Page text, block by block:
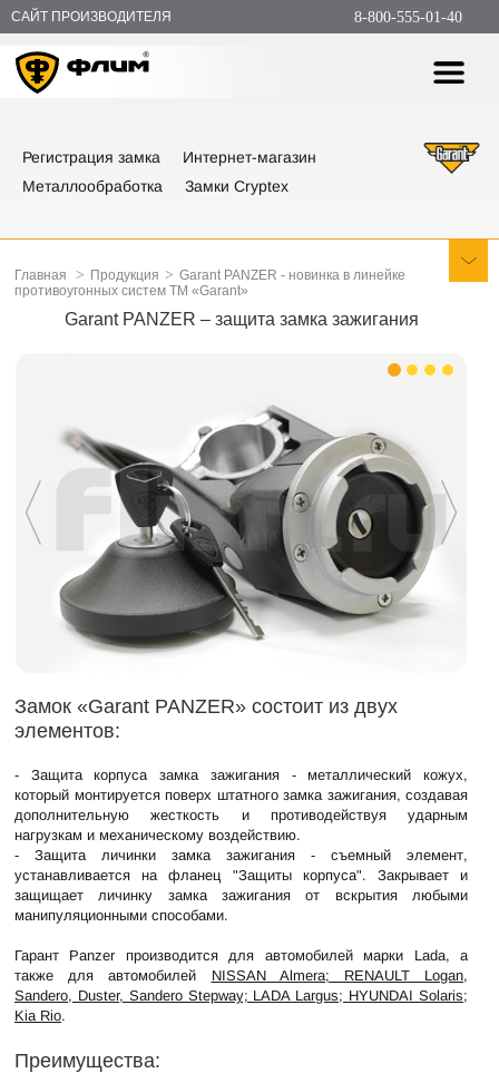
САЙТ ПРОИЗВОДИТЕЛЯ 8-800-555-01-40
Регистрация замка
Интернет-магазин
Металлообработка
Замки Cryptex
Главная > Продукция > Garant PANZER - новинка в линейке
противоугонных систем ТМ «Garant»
Garant PANZER – защита замка зажигания
Замок «Garant PANZER» состоит из двух
элементов:
- Защита корпуса замка зажигания - металлический кожух,
который монтируется поверх штатного замка зажигания, создавая
дополнительную жесткость и противодействуя ударным
нагрузкам и механическому воздействию.
- Защита личинки замка зажигания - съемный элемент,
устанавливается на фланец "Защиты корпуса". Закрывает и
защищает личинку замка зажигания от вскрытия любыми
манипуляционными способами.
Гарант Panzer производится для автомобилей марки Lada, а
также для автомобилей NISSAN Almera; RENAULT Logan,
Sandero, Duster, Sandero Stepway; LADA Largus; HYUNDAI Solaris;
Kia Rio.
Преимущества: